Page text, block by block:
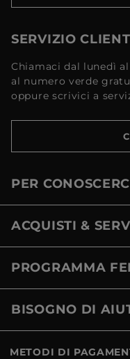
SERVIZIO
Chiamaci dal lunedì
al numero verde
oppure scrivici a
PER
ACQUISTI &
PROGRAMMA
BISOGNO DI
METODI DI